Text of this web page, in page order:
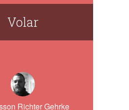
Volar
Richter Gehrke